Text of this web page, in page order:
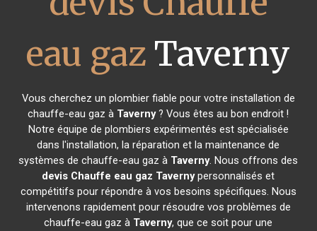
eau gaz Taverny
Vous cherchez un plombier fiable pour votre installation de
chauffe-eau gaz à Taverny? Vous êtes au bon endroit !
Notre équipe de plombiers expérimentés est spécialisée
dans l'installation, la réparation et la maintenance de
systèmes de chauffe-eau gaz à Taverny. Nous offrons des
devis Chauffe eau gaz Tavernypersonnalisés et
compétitifs pour répondre à vos besoins spécifiques. Nous
intervenons rapidement pour résoudre vos problèmes de
chauffe-eau gaz à Taverny, que ce soit pour une